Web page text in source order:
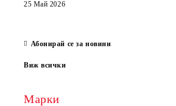
25 Май 2026
Абонирай се за новини
Виж всички
Марки